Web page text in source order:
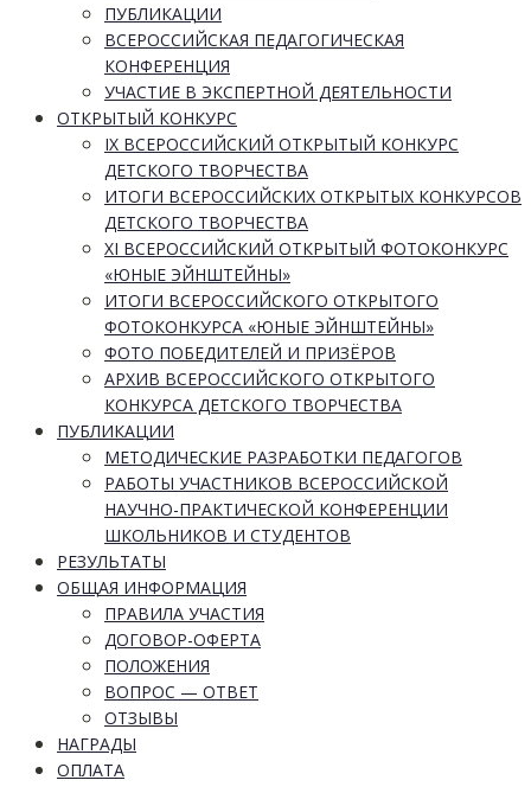
ПУБЛИКАЦИИ
ВСЕРОССИЙСКАЯ ПЕДАГОГИЧЕСКАЯ
КОНФЕРЕНЦИЯ
УЧАСТИЕ В ЭКСПЕРТНОЙ ДЕЯТЕЛЬНОСТИ
ОТКРЫТЫЙ КОНКУРС
IX ВСЕРОССИЙСКИЙ ОТКРЫТЫЙ КОНКУРС
ДЕТСКОГО ТВОРЧЕСТВА
ИТОГИ ВСЕРОССИЙСКИХ ОТКРЫТЫХ КОНКУРСОВ
ДЕТСКОГО ТВОРЧЕСТВА
XI ВСЕРОССИЙСКИЙ ОТКРЫТЫЙ ФОТОКОНКУРС
«ЮНЫЕ ЭЙНШТЕЙНЫ»
ИТОГИ ВСЕРОССИЙСКОГО ОТКРЫТОГО
ФОТОКОНКУРСА «ЮНЫЕ ЭЙНШТЕЙНЫ»
ФОТО ПОБЕДИТЕЛЕЙ И ПРИЗЁРОВ
АРХИВ ВСЕРОССИЙСКОГО ОТКРЫТОГО
КОНКУРСА ДЕТСКОГО ТВОРЧЕСТВА
ПУБЛИКАЦИИ
МЕТОДИЧЕСКИЕ РАЗРАБОТКИ ПЕДАГОГОВ
РАБОТЫ УЧАСТНИКОВ ВСЕРОССИЙСКОЙ
НАУЧНО-ПРАКТИЧЕСКОЙ КОНФЕРЕНЦИИ
ШКОЛЬНИКОВ И СТУДЕНТОВ
РЕЗУЛЬТАТЫ
ОБЩАЯ ИНФОРМАЦИЯ
ПРАВИЛА УЧАСТИЯ
ДОГОВОР-ОФЕРТА
ПОЛОЖЕНИЯ
ВОПРОС — ОТВЕТ
ОТЗЫВЫ
НАГРАДЫ
ОПЛАТА